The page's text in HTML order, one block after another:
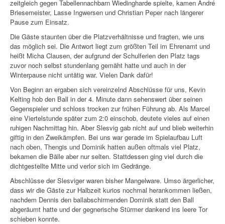
zeitgleich gegen Tabellennachbarn Wiedingharde spielte, kamen André
Briesemeister, Lasse Ingwersen und Christian Peper nach längerer
Pause zum Einsatz.
Die Gäste staunten über die Platzverhältnisse und fragten, wie uns
das möglich sei. Die Antwort liegt zum größten Teil im Ehrenamt und
heißt Micha Clausen, der aufgrund der Schulferien den Platz tags
zuvor noch selbst stundenlang gemäht hatte und auch in der
Winterpause nicht untätig war. Vielen Dank dafür!
Von Beginn an ergaben sich vereinzelnd Abschlüsse für uns, Kevin
Kelting hob den Ball in der 4. Minute dann sehenswert über seinen
Gegenspieler und schloss trocken zur frühen Führung ab. Als Marcel
eine Viertelstunde später zum 2:0 einschob, deutete vieles auf einen
ruhigen Nachmittag hin. Aber Slesvig gab nicht auf und blieb weiterhin
giftig in den Zweikämpfen. Bei uns war gerade im Spielaufbau Luft
nach oben, Thengis und Dominik hatten außen oftmals viel Platz,
bekamen die Bälle aber nur selten. Stattdessen ging viel durch die
dichtgestellte Mitte und verlor sich im Gedränge.
Abschlüsse der Slesviger waren bisher Mangelware. Umso ärgerlicher,
dass wir die Gäste zur Halbzeit kurios nochmal herankommen ließen,
nachdem Dennis den ballabschirmenden Dominik statt den Ball
abgeräumt hatte und der gegnerische Stürmer dankend ins leere Tor
schieben konnte.